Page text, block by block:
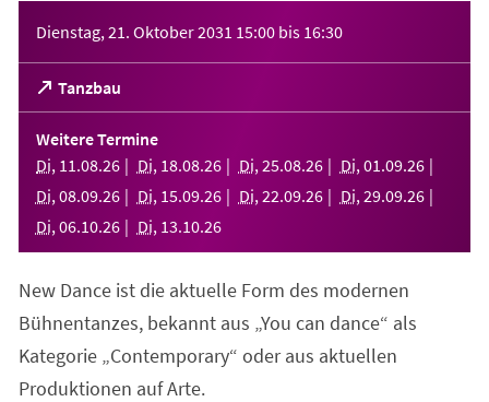
Dienstag, 21. Oktober 2031 15:00 bis 16:30
Tanzbau
(Öffnet
in
einem
neuen
Tab)
Weitere Termine
Di, 11 .08.26 Di, 18.08.26 Di, 25.08.26 Di, 01 .09.26
Di, 08.09.26 Di, 15.09.26 Di, 22.09.26 Di, 29.09.26
Di, 06.10.26 Di, 13.10.26
New Dance ist die aktuelle Form des modernen
Bühnentanzes, bekannt aus „You can dance“ als
Kategorie „Contemporary“ oder aus aktuellen
Produktionen auf Arte.